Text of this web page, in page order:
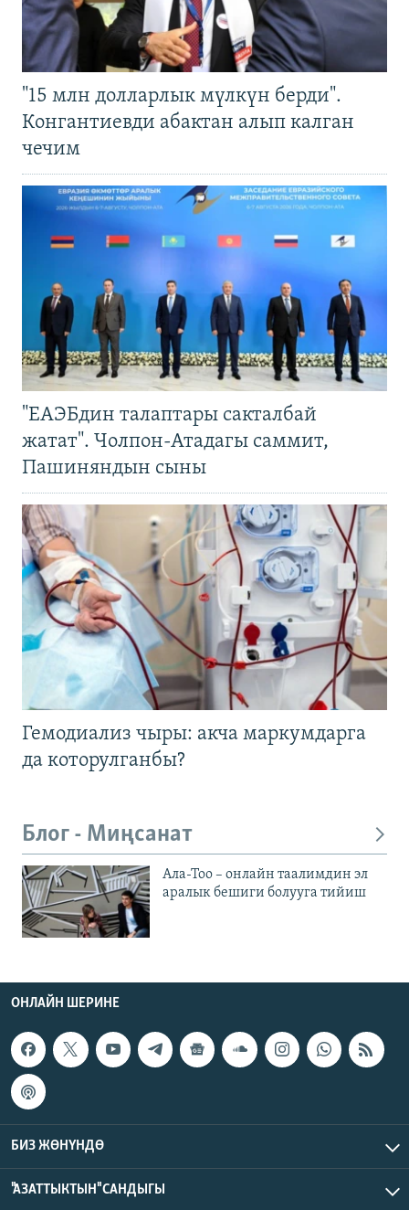
"15 млн долларлык мүлкүн берди".
Конгантиевди абактан алып калган
чечим
"ЕАЭБдин талаптары сакталбай
жатат". Чолпон-Атадагы саммит,
Пашиняндын сыны
Гемодиализ чыры: акча маркумдарга
да которулганбы?
Блог - Миңсанат
Ала-Тоо – онлайн таалимдин эл
аралык бешиги болууга тийиш
ОНЛАЙН ШЕРИНЕ
БИЗ ЖӨНҮНДӨ
"АЗАТТЫКТЫН" САНДЫГЫ